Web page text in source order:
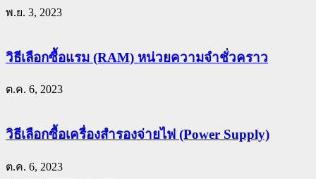
พ.ย. 3, 2023
วิธีเลือกซื้อแรม (RAM) หน่วยความจำชั่วคราว
ต.ค. 6, 2023
วิธีเลือกซื้อเครื่องสำรองจ่ายไฟ (Power Supply)
ต.ค. 6, 2023